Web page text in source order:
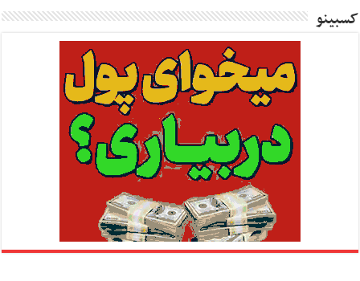
کسبینو